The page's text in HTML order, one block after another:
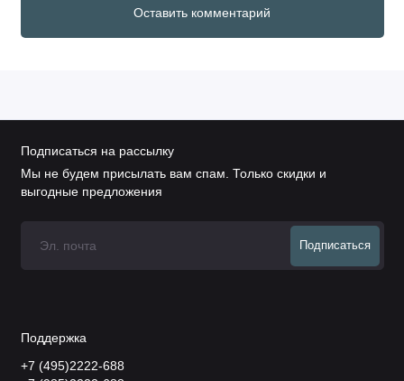
Оставить комментарий
Подписаться на рассылку
Мы не будем присылать вам спам. Только скидки и
выгодные предложения
Подписаться
Поддержка
+7 (495)2222-688